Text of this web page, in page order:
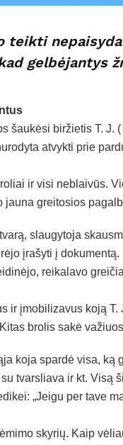
teikti
gelbėjantys
šaukėsi biržietis T. J.
atvykti prie
ir visi neblaivūs.
jauna greitosios
slaugytoja
įrašyti į dokumentą.
reikalavo
ir įmobilizavus koją
brolis sakė
koja spardė visa, ką
tvarsliava ir kt. Visą
„Jeigu per tave
skyrių. Kaip